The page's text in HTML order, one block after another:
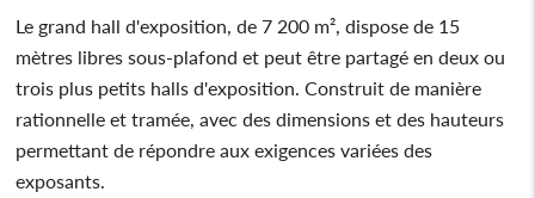
Le grand hall d'exposition, de 7 200 m², dispose de 15
mètres libres sous-plafond et peut être partagé en deux ou
trois plus petits halls d'exposition. Construit de manière
rationnelle et tramée, avec des dimensions et des hauteurs
permettant de répondre aux exigences variées des
exposants.